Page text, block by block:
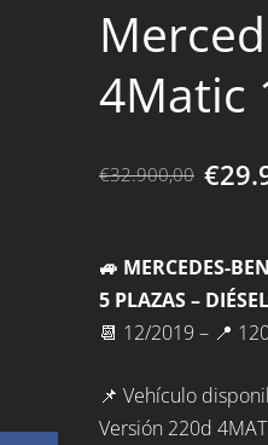
4Matic
€32.900,00
🚙 MERCEDES-
5 PLAZAS – DIÉSEL
📆 12/2019 – 📍
📌 Vehículo
Versión 220d